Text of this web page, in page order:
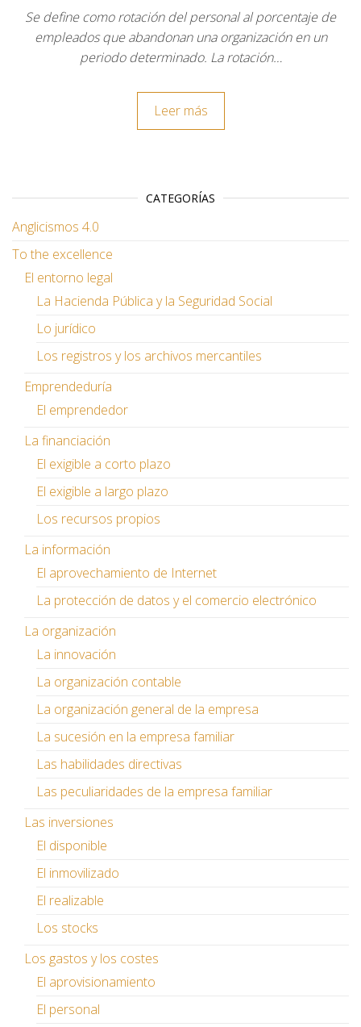
Se define como rotación del personal al porcentaje de
empleados que abandonan una organización en un
periodo determinado. La rotación…
Leer más
CATEGORÍAS
Anglicismos 4.0
To the excellence
El entorno legal
La Hacienda Pública y la Seguridad Social
Lo jurídico
Los registros y los archivos mercantiles
Emprendeduría
El emprendedor
La financiación
El exigible a corto plazo
El exigible a largo plazo
Los recursos propios
La información
El aprovechamiento de Internet
La protección de datos y el comercio electrónico
La organización
La innovación
La organización contable
La organización general de la empresa
La sucesión en la empresa familiar
Las habilidades directivas
Las peculiaridades de la empresa familiar
Las inversiones
El disponible
El inmovilizado
El realizable
Los stocks
Los gastos y los costes
El aprovisionamiento
El personal